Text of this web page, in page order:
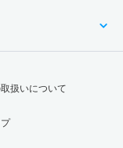
扱いについて